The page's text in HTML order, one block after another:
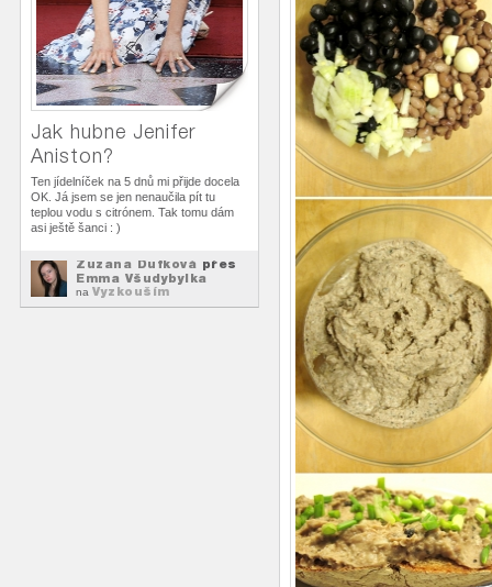
Jak hubne Jenifer
Aniston?
Ten jídelníček na 5 dnů mi přijde docela
OK. Já jsem se jen nenaučila pít tu
teplou vodu s citrónem. Tak tomu dám
asi ještě šanci : )
Zuzana Dufková přes
Emma Všudybylka
na Vyzkouším